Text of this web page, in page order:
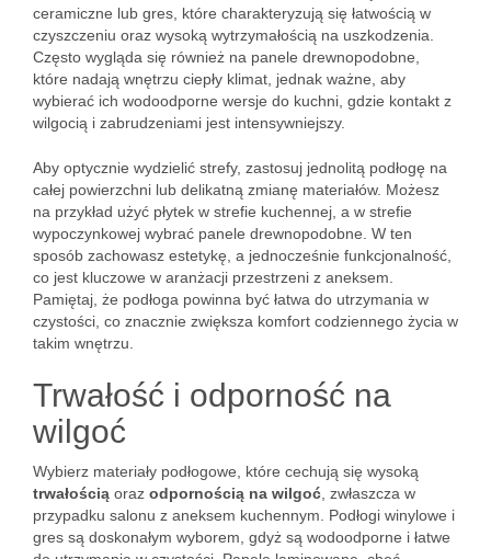
ceramiczne lub gres, które charakteryzują się łatwością w
czyszczeniu oraz wysoką wytrzymałością na uszkodzenia.
Często wygląda się również na panele drewnopodobne,
które nadają wnętrzu ciepły klimat, jednak ważne, aby
wybierać ich wodoodporne wersje do kuchni, gdzie kontakt z
wilgocią i zabrudzeniami jest intensywniejszy.
Aby optycznie wydzielić strefy, zastosuj jednolitą podłogę na
całej powierzchni lub delikatną zmianę materiałów. Możesz
na przykład użyć płytek w strefie kuchennej, a w strefie
wypoczynkowej wybrać panele drewnopodobne. W ten
sposób zachowasz estetykę, a jednocześnie funkcjonalność,
co jest kluczowe w aranżacji przestrzeni z aneksem.
Pamiętaj, że podłoga powinna być łatwa do utrzymania w
czystości, co znacznie zwiększa komfort codziennego życia w
takim wnętrzu.
Trwałość i odporność na
wilgoć
Wybierz materiały podłogowe, które cechują się wysoką
trwałością oraz odpornością na wilgoć , zwłaszcza w
przypadku salonu z aneksem kuchennym. Podłogi winylowe i
gres są doskonałym wyborem, gdyż są wodoodporne i łatwe